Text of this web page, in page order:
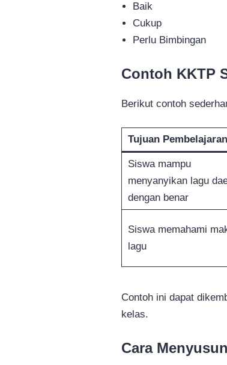
Baik
Cukup
Perlu Bimbingan
Contoh KKTP
Berikut contoh
Tujuan Pembelajaran
Siswa mampu
menyanyikan lagu
dengan benar
Siswa memahami
lagu
Contoh ini dapat
kelas.
Cara